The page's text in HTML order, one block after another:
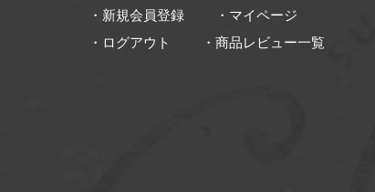
・新規会員登録
・マイページ
・ログアウト
・商品レビュー一覧